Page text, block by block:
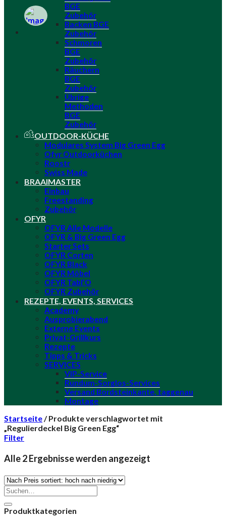
BGE
Zubehör
Backen BGE
Zubehör
Schmoren
BGE
Zubehör
Räuchern
BGE
Zubehör
Übrige
Methoden
BGE
Zubehör
OUTDOOR-KÜCHE
Modulares System Big Green Egg
Ofyr Outdoorküchen
Roostr
Swiss Made
BRAAIMASTER
Einbau
Freestanding
Zubehör
OFYR
OFYR Alle Modelle
OFYR & Big Green Egg
Starter Sets
OFYR Corten
OFYR Black
OFYR Möbel
OFYR Tabl’O
OFYR Zubehör
REZEPTE, EVENTS, SERVICES
Academy
Ausprobierabend
Externe Events
Privat-Grillkurs
Rezepte
Tipps & Tricks
SERVICES
VIP-Service
Rundum-Sorglos-Services
Versand Bordsteinkante, taggenau
Montage
Startseite/Produkte verschlagwortet mit
„Regulierdeckel Big Green Egg“
Filter
Alle 2 Ergebnisse werden angezeigt
Suche
nach:
Produktkategorien